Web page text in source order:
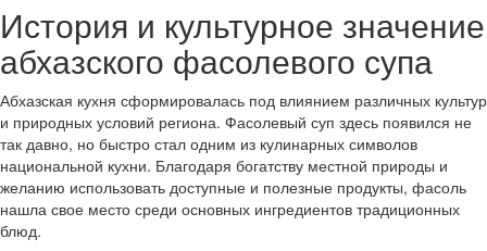
История и культурное значение
абхазского фасолевого супа
Абхазская кухня сформировалась под влиянием различных культур
и природных условий региона. Фасолевый суп здесь появился не
так давно, но быстро стал одним из кулинарных символов
национальной кухни. Благодаря богатству местной природы и
желанию использовать доступные и полезные продукты, фасоль
нашла свое место среди основных ингредиентов традиционных
блюд.